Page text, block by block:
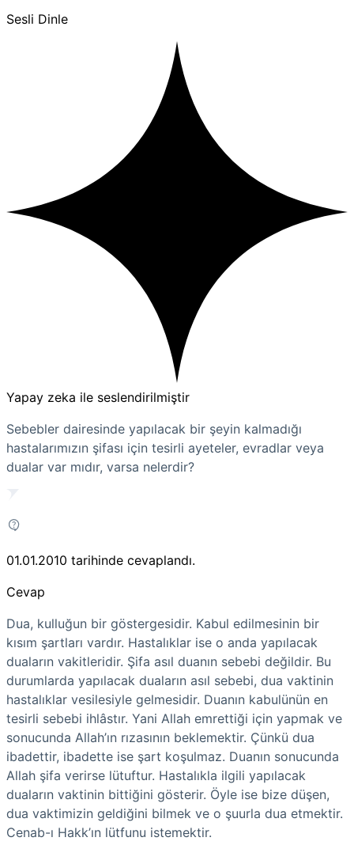
Sesli Dinle
Yapay zeka ile seslendirilmiştir
Sebebler dairesinde yapılacak bir şeyin kalmadığı
hastalarımızın şifası için tesirli ayeteler, evradlar veya
dualar var mıdır, varsa nelerdir?
01.01.2010 tarihinde cevaplandı.
Cevap
Dua, kulluğun bir göstergesidir. Kabul edilmesinin bir
kısım şartları vardır. Hastalıklar ise o anda yapılacak
duaların vakitleridir. Şifa asıl duanın sebebi değildir. Bu
durumlarda yapılacak duaların asıl sebebi, dua vaktinin
hastalıklar vesilesiyle gelmesidir. Duanın kabulünün en
tesirli sebebi ihlâstır. Yani Allah emrettiği için yapmak ve
sonucunda Allah’ın rızasının beklemektir. Çünkü dua
ibadettir, ibadette ise şart koşulmaz. Duanın sonucunda
Allah şifa verirse lütuftur. Hastalıkla ilgili yapılacak
duaların vaktinin bittiğini gösterir. Öyle ise bize düşen,
dua vaktimizin geldiğini bilmek ve o şuurla dua etmektir.
Cenab-ı Hakk’ın lütfunu istemektir.